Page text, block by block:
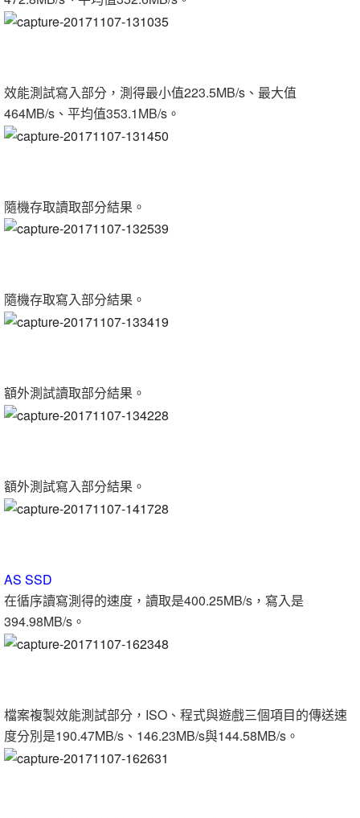
效能測試寫入部分，測得最小值223.5MB/s、最大值
464MB/s、平均值353.1MB/s。
隨機存取讀取部分結果。
隨機存取寫入部分結果。
額外測試讀取部分結果。
額外測試寫入部分結果。
AS SSD
在循序讀寫測得的速度，讀取是400.25MB/s，寫入是
394.98MB/s。
檔案複製效能測試部分，ISO、程式與遊戲三個項目的傳送速
度分別是190.47MB/s、146.23MB/s與144.58MB/s。